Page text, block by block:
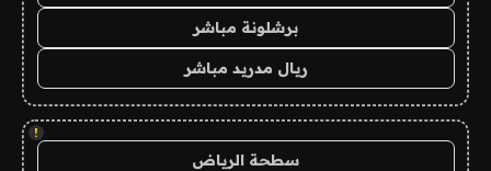
برشلونة مباشر
ريال مدريد مباشر
!
سطحة الرياض